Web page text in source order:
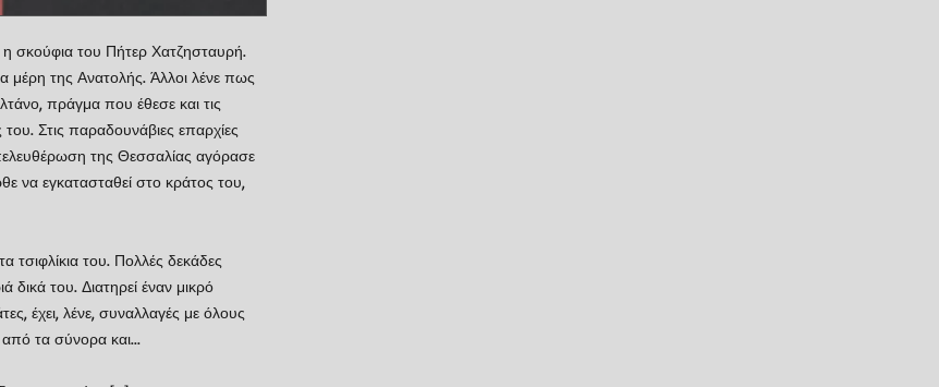
σκούφια του Πήτερ Χατζησταυρή.
μέρη της Ανατολής. Άλλοι λένε πως
πράγμα που έθεσε και τις
Στις παραδουνάβιες επαρχίες
της Θεσσαλίας αγόρασε
να εγκατασταθεί στο κράτος του,
τσιφλίκια του. Πολλές δεκάδες
δικά του. Διατηρεί έναν μικρό
έχει, λένε, συναλλαγές με όλους
τα σύνορα και...